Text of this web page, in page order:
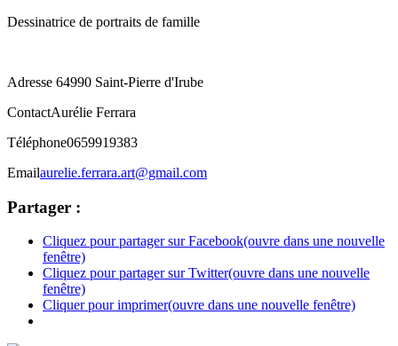
Dessinatrice de portraits de famille
Adresse 64990 Saint-Pierre d'Irube
ContactAurélie Ferrara
Téléphone0659919383
Emailaurelie.ferrara.art@gmail.com
Partager :
Cliquez pour partager sur Facebook(ouvre dans une nouvelle
fenêtre)
Cliquez pour partager sur Twitter(ouvre dans une nouvelle
fenêtre)
Cliquer pour imprimer(ouvre dans une nouvelle fenêtre)